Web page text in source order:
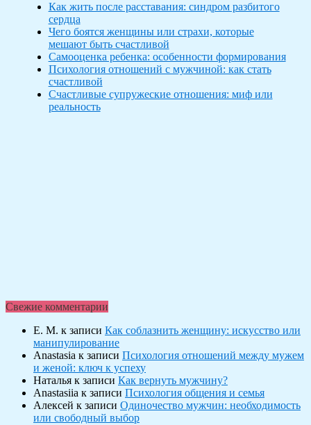
Как жить после расставания: синдром разбитого
сердца
Чего боятся женщины или страхи, которые
мешают быть счастливой
Самооценка ребенка: особенности формирования
Психология отношений с мужчиной: как стать
счастливой
Счастливые супружеские отношения: миф или
реальность
Свежие комментарии
Е. М. к записи Как соблазнить женщину: искусство или
манипулирование
Anastasia к записи Психология отношений между мужем
и женой: ключ к успеху
Наталья к записи Как вернуть мужчину?
Anastasiia к записи Психология общения и семья
Алексей к записи Одиночество мужчин: необходимость
или свободный выбор